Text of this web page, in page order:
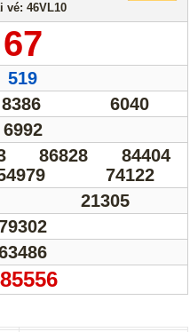
Mega 6/45
Power 6/65
Max3D Pro
Thống kê XSMT
Tin tức tổng hợp
vé: 46VL10
67
519
8386 6040
6992
86828
84404
74122
21305